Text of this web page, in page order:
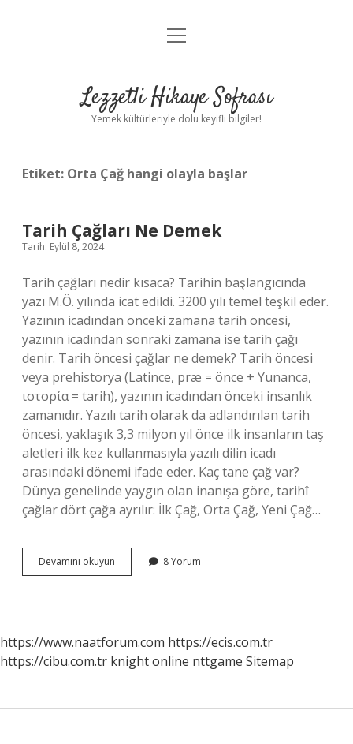
Anasayfa
Yasal Uyarı
menüyü
Lezzetli Hikaye Sofrası
Yemek kültürleriyle dolu keyifli bilgiler!
Etiket: Orta Çağ hangi olayla başlar
Tarih Çağları Ne Demek
Tarih: Eylül 8, 2024
Tarih çağları nedir kısaca? Tarihin başlangıcında
yazı M.Ö. yılında icat edildi. 3200 yılı temel teşkil eder.
Yazının icadından önceki zamana tarih öncesi,
yazının icadından sonraki zamana ise tarih çağı
denir. Tarih öncesi çağlar ne demek? Tarih öncesi
veya prehistorya (Latince, præ = önce + Yunanca,
ιστορία = tarih), yazının icadından önceki insanlık
zamanıdır. Yazılı tarih olarak da adlandırılan tarih
öncesi, yaklaşık 3,3 milyon yıl önce ilk insanların taş
aletleri ilk kez kullanmasıyla yazılı dilin icadı
arasındaki dönemi ifade eder. Kaç tane çağ var?
Dünya genelinde yaygın olan inanışa göre, tarihî
çağlar dört çağa ayrılır: İlk Çağ, Orta Çağ, Yeni Çağ…
Devamını okuyun
Çağları
8 Yorum
https://www.naatforum.com https://ecis.com.tr
https://cibu.com.tr knight online nttgame Sitemap